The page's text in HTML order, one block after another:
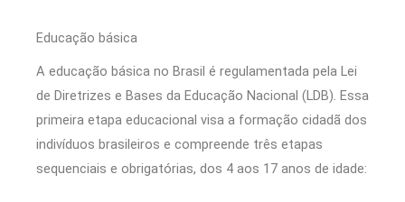
Educação básica
A educação básica no Brasil é regulamentada pela Lei
de Diretrizes e Bases da Educação Nacional (LDB). Essa
primeira etapa educacional visa a formação cidadã dos
indivíduos brasileiros e compreende três etapas
sequenciais e obrigatórias, dos 4 aos 17 anos de idade: